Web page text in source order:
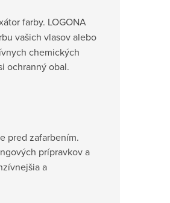
farby. LOGONA
vašich vlasov alebo
chemických
ochranný obal.
pred zafarbením.
prípravkov a
a